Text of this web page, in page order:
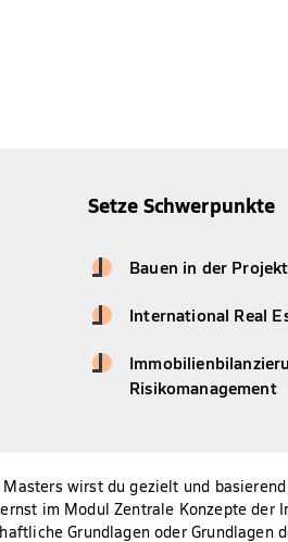
Setze Schwerpunkte
Bauen in der
International Real
Risikomanagement
Masters wirst du gezielt und
im Modul Zentrale Konzepte der
Grundlagen oder Grundlagen